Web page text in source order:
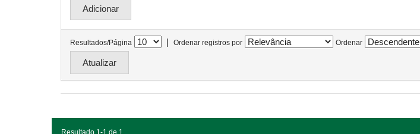
Resultados/Página | Ordenar registros por Ordenar
Resultado 1-1 de 1.